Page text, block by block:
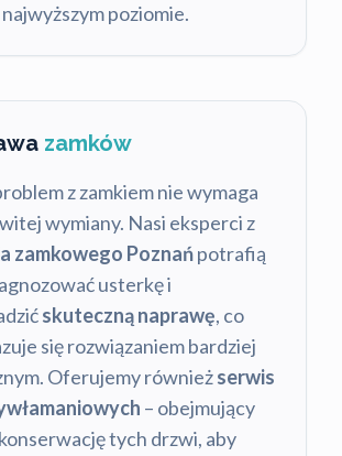
poziomie.
zamków
z zamkiem nie wymaga
wymiany. Nasi eksperci z
zamkowego Poznańpotrafią
usterkę i
skuteczną naprawę, co
się rozwiązaniem bardziej
Oferujemy równieżserwis
– obejmujący
tych drzwi, aby